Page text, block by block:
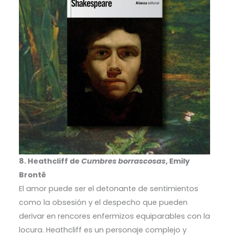
8. Heathcliff de Cumbres borrascosas, Emily
Brontë
El amor puede ser el detonante de sentimientos
como la obsesión y el despecho que pueden
derivar en rencores enfermizos equiparables con la
locura. Heathcliff es un personaje complejo y